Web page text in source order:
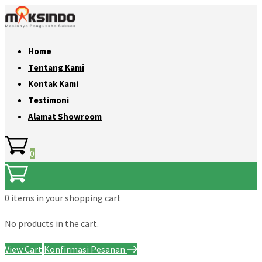
Home
Tentang Kami
Kontak Kami
Testimoni
Alamat Showroom
0
0 items in your shopping cart
No products in the cart.
View Cart Konfirmasi Pesanan